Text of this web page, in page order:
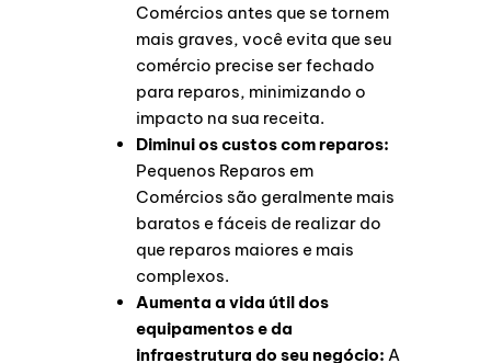
Comércios antes que se tornem
mais graves, você evita que seu
comércio precise ser fechado
para reparos, minimizando o
impacto na sua receita.
Diminui os custos com reparos:
Pequenos Reparos em
Comércios são geralmente mais
baratos e fáceis de realizar do
que reparos maiores e mais
complexos.
Aumenta a vida útil dos
equipamentos e da
infraestrutura do seu negócio: A